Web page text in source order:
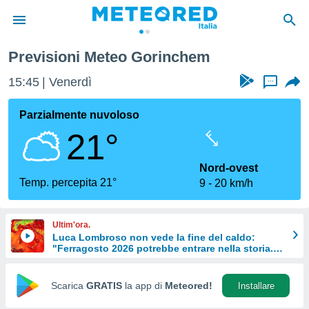
di
per
le
di
Web
Previsioni Meteo Gorinchem
15:45 Venerdì ...
Parzialmente nuvoloso
21°
Temp. percepita 21°
Nord-ovest
9
20 km/h
Ultim'ora.
Luca Lombroso non vede la fine del caldo:
"Ferragosto 2026 potrebbe entrare nella storia.
Scarica GRATIS la app di Meteored! Installare